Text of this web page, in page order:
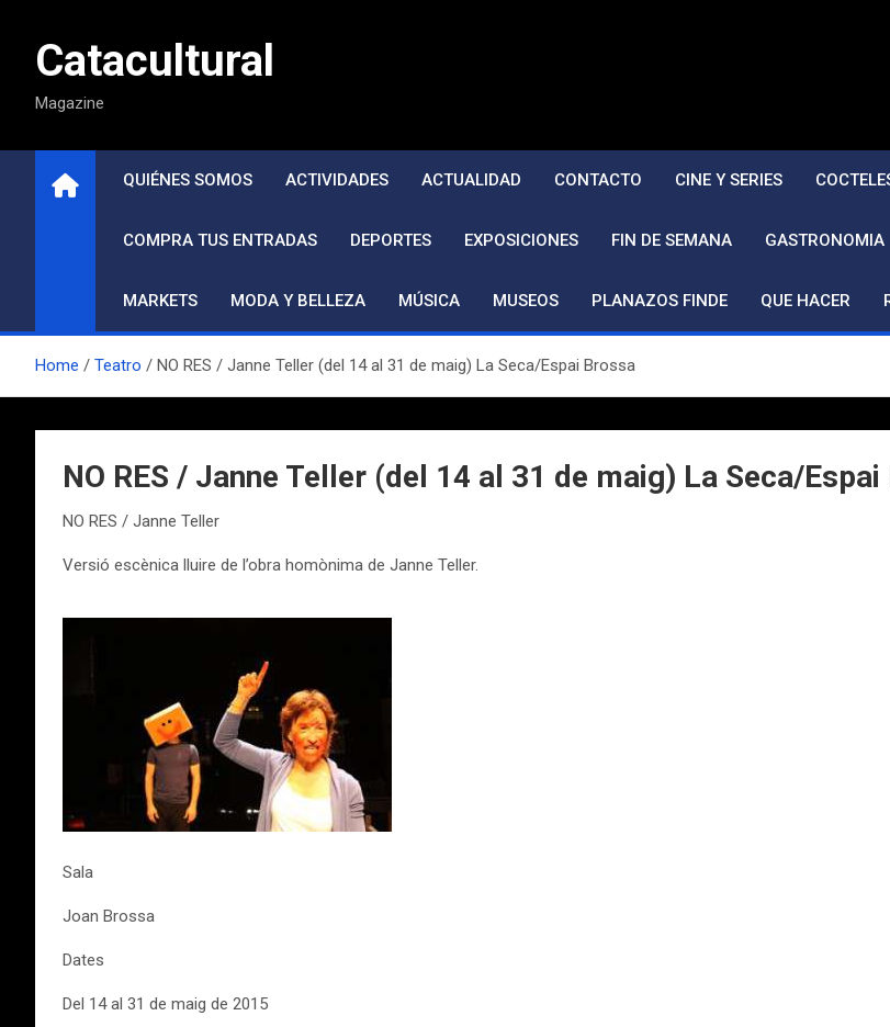
contenidoCatacultural
Magazine
QUIÉNES SOMOS ACTIVIDADES ACTUALIDAD CONTACTO CINE Y SERIES
COMPRA TUS ENTRADAS DEPORTES EXPOSICIONES FIN DE SEMANA GASTRONOMIA
MARKETS MODA Y BELLEZA MÚSICA MUSEOS PLANAZOS FINDE QUE HACER
Home Teatro NO RES / Janne Teller (del 14 al 31 de maig) La Seca/Espai Brossa
NO RES / Janne Teller (del 14 al 31 de maig) La Seca/
NO RES / Janne Teller
Versió escènica lluire de l’obra homònima de Janne Teller.
Sala
Joan Brossa
Dates
Del 14 al 31 de maig de 2015